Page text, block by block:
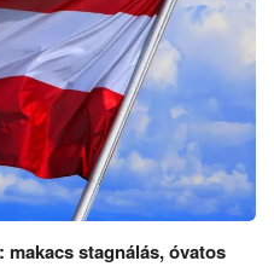
makacs stagnálás, óvatos